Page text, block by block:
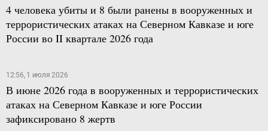
4 человека убиты и 8 были ранены в вооруженных и
террористических атаках на Северном Кавказе и юге
России во II квартале 2026 года
12:56, 1 июля 2026
В июне 2026 года в вооруженных и террористических
атаках на Северном Кавказе и юге России
зафиксировано 8 жертв